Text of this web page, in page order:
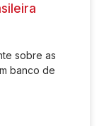
sobre as
banco de